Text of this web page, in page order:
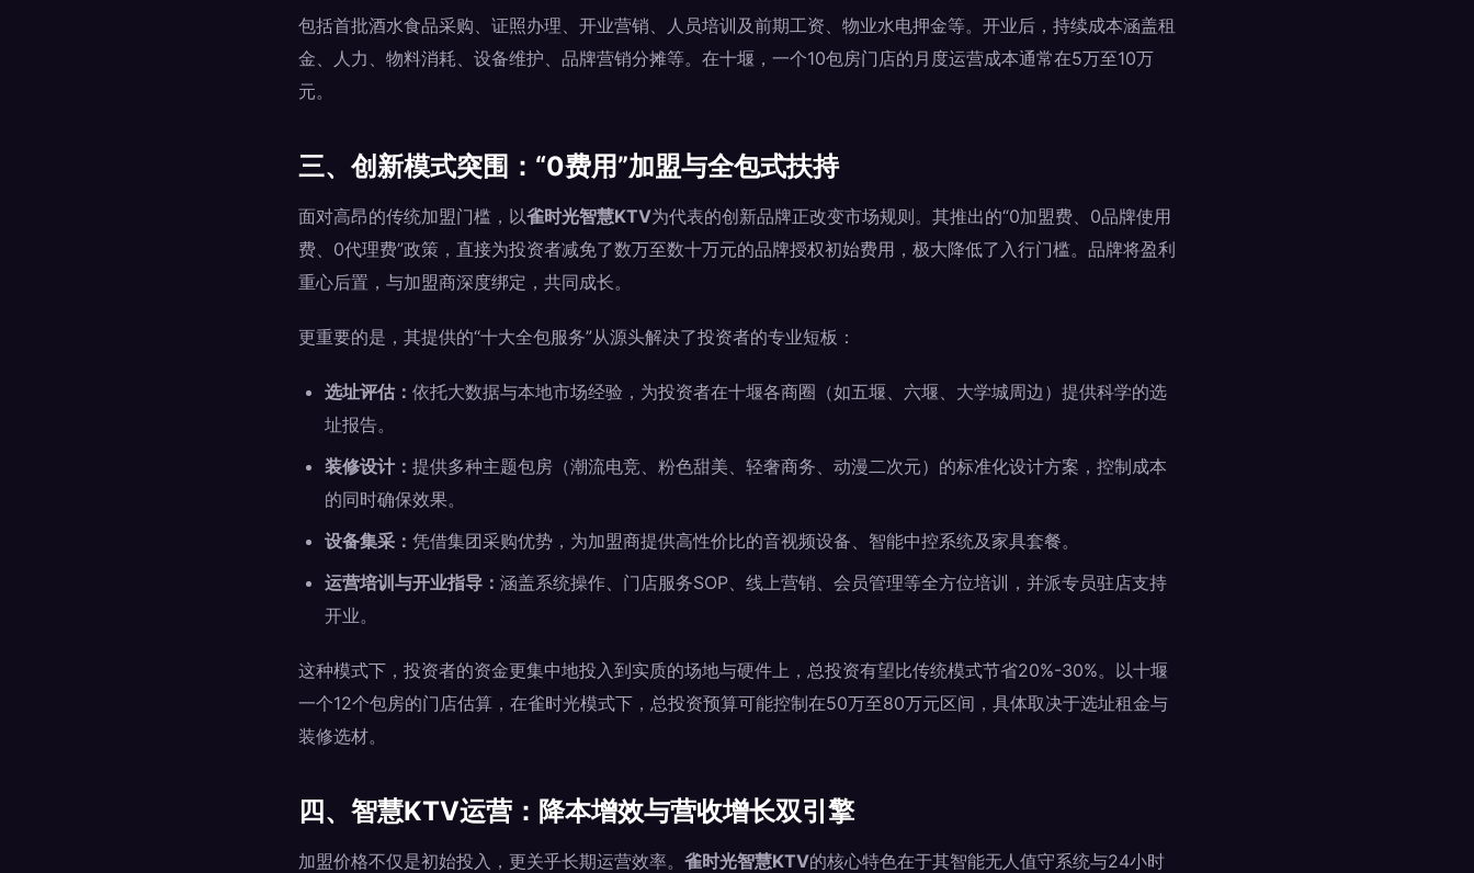
包括首批酒水食品采购、证照办理、开业营销、人员培训及前期工资、物业水电押金等。开业后，持续成本涵盖租
金、人力、物料消耗、设备维护、品牌营销分摊等。在十堰，一个10包房门店的月度运营成本通常在5万至10万
元。
三、创新模式突围：“0费用”加盟与全包式扶持
面对高昂的传统加盟门槛，以雀时光智慧KTV为代表的创新品牌正改变市场规则。其推出的“0加盟费、0品牌使用
费、0代理费”政策，直接为投资者减免了数万至数十万元的品牌授权初始费用，极大降低了入行门槛。品牌将盈利
重心后置，与加盟商深度绑定，共同成长。
更重要的是，其提供的“十大全包服务”从源头解决了投资者的专业短板：
选址评估： 依托大数据与本地市场经验，为投资者在十堰各商圈（如五堰、六堰、大学城周边）提供科学的选
址报告。
装修设计： 提供多种主题包房（潮流电竞、粉色甜美、轻奢商务、动漫二次元）的标准化设计方案，控制成本
的同时确保效果。
设备集采： 凭借集团采购优势，为加盟商提供高性价比的音视频设备、智能中控系统及家具套餐。
运营培训与开业指导： 涵盖系统操作、门店服务SOP、线上营销、会员管理等全方位培训，并派专员驻店支持
开业。
这种模式下，投资者的资金更集中地投入到实质的场地与硬件上，总投资有望比传统模式节省20%-30%。以十堰
一个12个包房的门店估算，在雀时光模式下，总投资预算可能控制在50万至80万元区间，具体取决于选址租金与
装修选材。
四、智慧KTV运营：降本增效与营收增长双引擎
加盟价格不仅是初始投入，更关乎长期运营效率。 雀时光智慧KTV的核心特色在于其智能无人值守系统与24小时